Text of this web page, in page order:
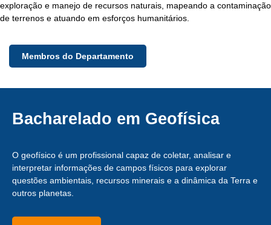
exploração e manejo de recursos naturais, mapeando a contaminação
de terrenos e atuando em esforços humanitários.
Membros do Departamento
Bacharelado em Geofísica
O geofísico é um profissional capaz de coletar, analisar e
interpretar informações de campos físicos para explorar
questões ambientais, recursos minerais e a dinâmica da Terra e
outros planetas.